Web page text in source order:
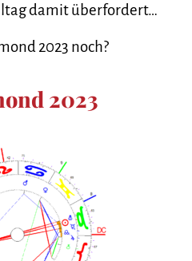
damit überfordert…
2023 noch?
2023